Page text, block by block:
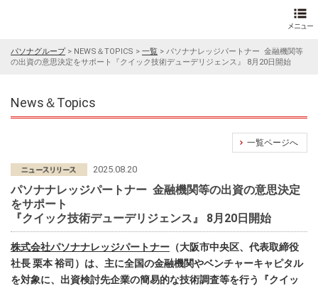
パソナグループ> NEWS＆TOPICS > 一覧 > パソナナレッジパートナー 金融機関等
の出資の意思決定をサポート『クイック技術デューデリジェンス』 8月20日開始
News＆Topics
一覧ページへ
2025.08.20
パソナナレッジパートナー 金融機関等の出資の意思決定
をサポート
『クイック技術デューデリジェンス』 8月20日開始
株式会社パソナナレッジパートナー （大阪市中央区、代表取締役
社長 栗本 裕司）は、主に全国の金融機関やベンチャーキャピタル
を対象に、出資検討先企業の簡易的な技術調査等を行う『クイッ